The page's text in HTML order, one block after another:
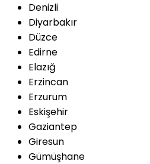
Denizli
Diyarbakır
Düzce
Edirne
Elazığ
Erzincan
Erzurum
Eskişehir
Gaziantep
Giresun
Gümüşhane